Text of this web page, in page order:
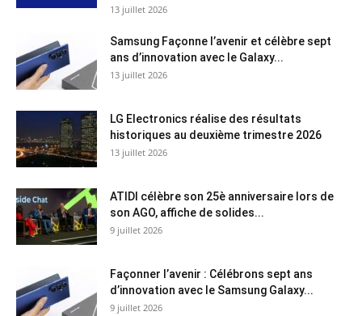
13 juillet 2026
Samsung Façonne l’avenir et célèbre sept
ans d’innovation avec le Galaxy...
13 juillet 2026
LG Electronics réalise des résultats
historiques au deuxième trimestre 2026
13 juillet 2026
ATIDI célèbre son 25è anniversaire lors de
son AGO, affiche de solides...
9 juillet 2026
Façonner l’avenir : Célébrons sept ans
d’innovation avec le Samsung Galaxy...
9 juillet 2026